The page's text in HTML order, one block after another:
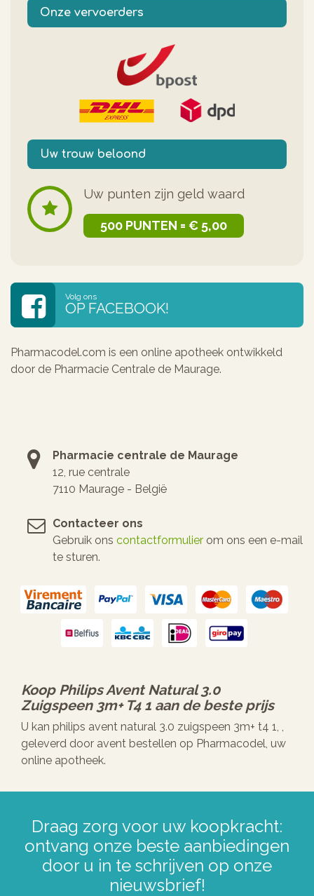
Onze vervoerders
Uw trouw beloond
Uw punten zijn geld waard
500 PUNTEN = € 5,00
Volg ons
OP FACEBOOK!
Pharmacodel.com is een online apotheek ontwikkeld
door de Pharmacie Centrale de Maurage.
Pharmacie centrale de Maurage
12, rue centrale
7110 Maurage - België
Contacteer ons
Gebruik ons contactformulier om ons een e-mail
te sturen.
Koop Philips Avent Natural 3.0
Zuigspeen 3m+ T4 1 aan de beste prijs
U kan philips avent natural 3.0 zuigspeen 3m+ t4 1, ,
geleverd door avent bestellen op Pharmacodel, uw
online apotheek.
Draag zorg voor uw koopkracht:
ontvang onze beste aanbiedingen
door u in te schrijven op onze
nieuwsbrief!